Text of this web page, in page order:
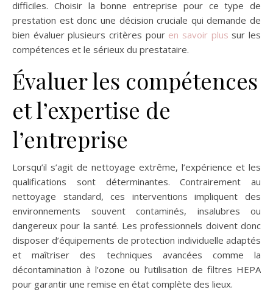
difficiles. Choisir la bonne entreprise pour ce type de
prestation est donc une décision cruciale qui demande de
bien évaluer plusieurs critères pour en savoir plus sur les
compétences et le sérieux du prestataire.
Évaluer les compétences
et l’expertise de
l’entreprise
Lorsqu’il s’agit de nettoyage extrême, l’expérience et les
qualifications sont déterminantes. Contrairement au
nettoyage standard, ces interventions impliquent des
environnements souvent contaminés, insalubres ou
dangereux pour la santé. Les professionnels doivent donc
disposer d’équipements de protection individuelle adaptés
et maîtriser des techniques avancées comme la
décontamination à l’ozone ou l’utilisation de filtres HEPA
pour garantir une remise en état complète des lieux.